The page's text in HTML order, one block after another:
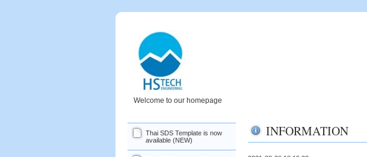
Welcome to our homepage
INFORMATION
Thai SDS Template is now
available (NEW)